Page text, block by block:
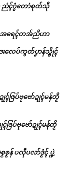
ောန်ဂကူ
အာညိ
ညံၚ်ဂွံတောဲစုတ်သီု
ရေၚ်တအ်ညိဟာ
လေပ်ကွတ်ပၞာန်သ္ဇိုၚ်
ၚ်ဇြပ်ဗုဗော်ဍုၚ်မန်တၟိ
ဇြပ်ဗုဗော်ဍုၚ်မန်တၟိ
စၟန် ပလီုပလာ်ဒၟံၚ် ပ္ဍဲ